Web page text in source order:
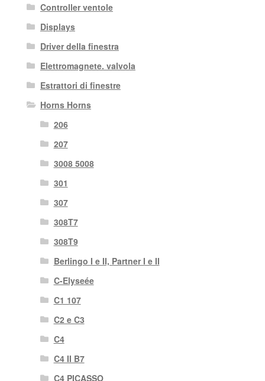
Controller ventole
Displays
Driver della finestra
Elettromagnete. valvola
Estrattori di finestre
Horns Horns
206
207
3008 5008
301
307
308T7
308T9
Berlingo I e II, Partner I e II
C-Elyseée
C1 107
C2 e C3
C4
C4 II B7
C4 PICASSO